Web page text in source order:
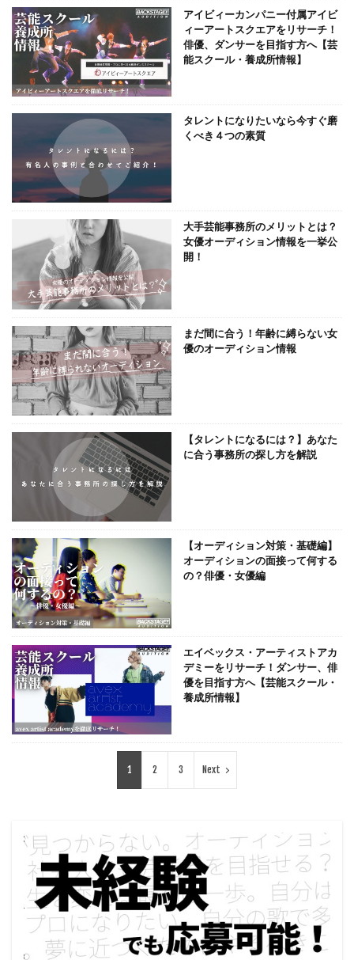
アイビィーカンパニー付属アイビ
ィーアートスクエアをリサーチ！
俳優、ダンサーを目指す方へ【芸
能スクール・養成所情報】
タレントになりたいなら今すぐ磨
くべき４つの素質
大手芸能事務所のメリットとは？
女優オーディション情報を一挙公
開！
まだ間に合う！年齢に縛らない女
優のオーディション情報
【タレントになるには？】あなた
に合う事務所の探し方を解説
【オーディション対策・基礎編】
オーディションの面接って何する
の？俳優・女優編
エイベックス・アーティストアカ
デミーをリサーチ！ダンサー、俳
優を目指す方へ【芸能スクール・
養成所情報】
1 2 3 Next